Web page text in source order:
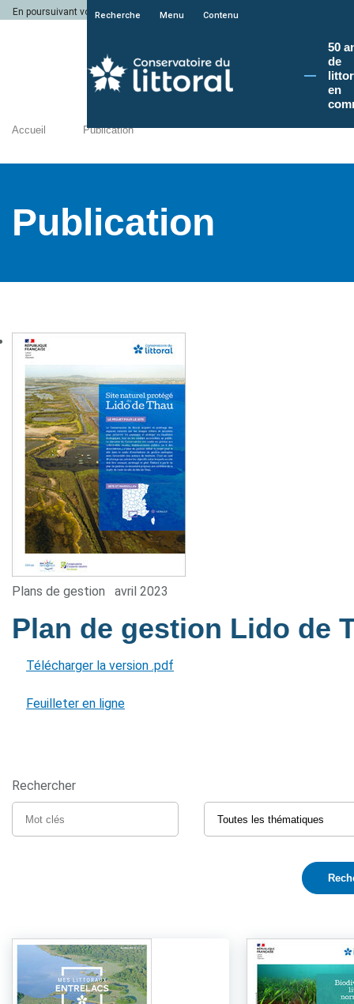
En poursuivant votre navigation sur le site du Conservatoire du littoral, vous
Recherche Menu Contenu
50
de
en
Accueil Publication
Publication
Plans de gestion avril 2023
Plan de gestion Lido de
Télécharger la version .pdf
Feuilleter en ligne
Rechercher